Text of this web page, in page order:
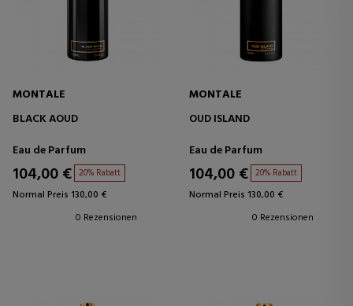
MONTALE
BLACK AOUD
Eau de Parfum
104,00 € 20% Rabatt
Normal Preis 130,00 €
0 Rezensionen
MONTALE
OUD ISLAND
Eau de Parfum
104,00 € 20% Rabatt
Normal Preis 130,00 €
0 Rezensionen